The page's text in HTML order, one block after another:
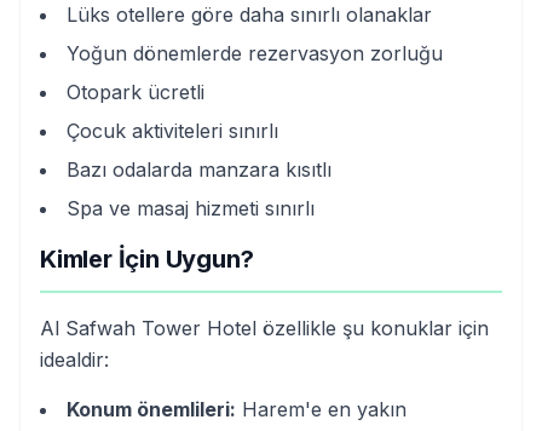
Lüks otellere göre daha sınırlı olanaklar
Yoğun dönemlerde rezervasyon zorluğu
Otopark ücretli
Çocuk aktiviteleri sınırlı
Bazı odalarda manzara kısıtlı
Spa ve masaj hizmeti sınırlı
Kimler İçin Uygun?
Al Safwah Tower Hotel özellikle şu konuklar için
idealdir:
Konum önemlileri: Harem'e en yakın